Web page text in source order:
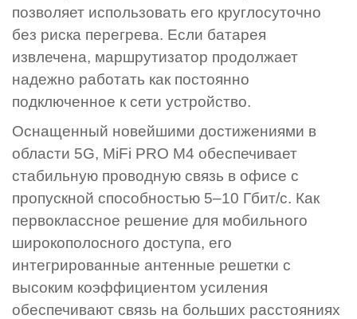
позволяет использовать его круглосуточно
без риска перегрева. Если батарея
извлечена, маршрутизатор продолжает
надежно работать как постоянно
подключенное к сети устройство.
Оснащенный новейшими достижениями в
области 5G, MiFi PRO M4 обеспечивает
стабильную проводную связь в офисе с
пропускной способностью 5–10 Гбит/с. Как
первоклассное решение для мобильного
широкополосного доступа, его
интегрированные антенные решетки с
высоким коэффициентом усиления
обеспечивают связь на больших расстояниях